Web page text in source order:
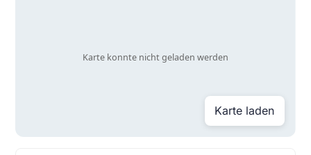
Karte laden